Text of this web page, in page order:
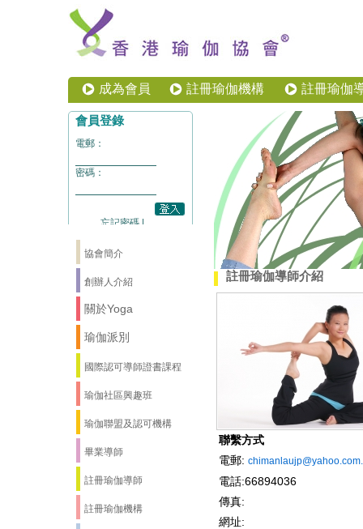
成為會員 註冊瑜伽機構 註冊瑜伽
協會簡介
創辦人介紹
關於Yoga
瑜伽派別
國際認可導師證書課程
瑜伽社區興趣班
瑜伽聯盟及認可機構
畢業導師
註冊瑜伽導師
註冊瑜伽機構
註冊瑜伽導師介紹
聯繫方式
電郵:
電話:66894036
傳真:
網址: